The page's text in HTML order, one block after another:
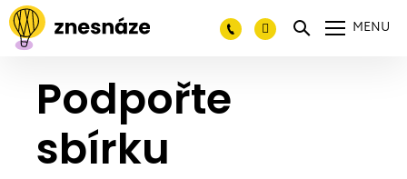
MENU
Podpořte
sbírku